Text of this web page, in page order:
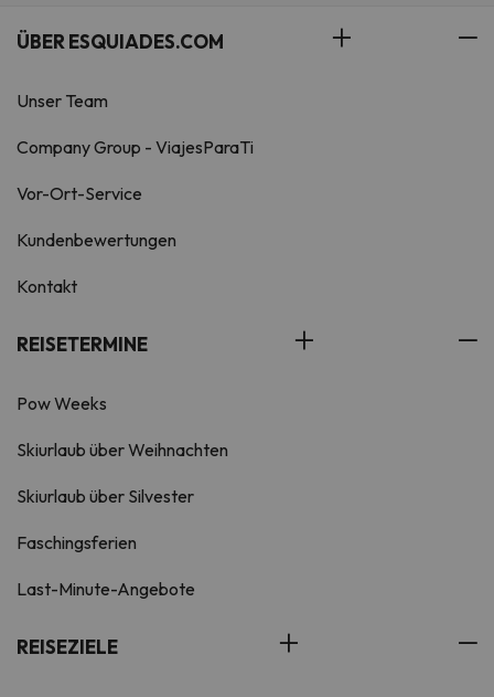
ÜBER ESQUIADES.COM
Unser Team
Company Group - ViajesParaTi
Vor-Ort-Service
Kundenbewertungen
Kontakt
REISETERMINE
Pow Weeks
Skiurlaub über Weihnachten
Skiurlaub über Silvester
Faschingsferien
Last-Minute-Angebote
REISEZIELE